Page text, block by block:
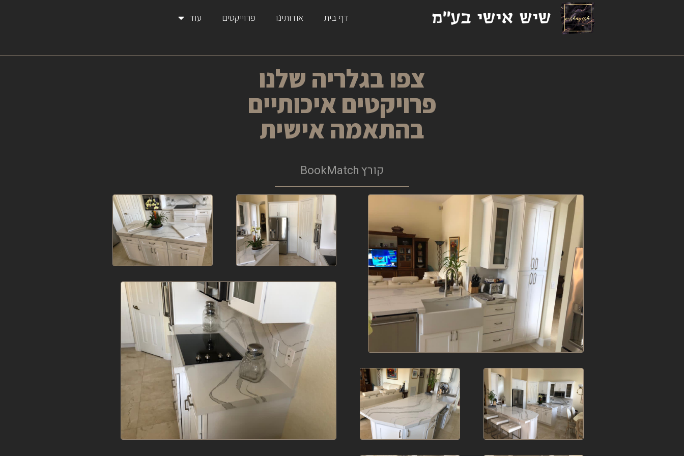
שיש אישי בע"מ דף בית אודותינו פרוייקטים עוד
צפו בגלריה שלנו
פרויקטים איכותיים
בהתאמה אישית
קורץ BookMatch